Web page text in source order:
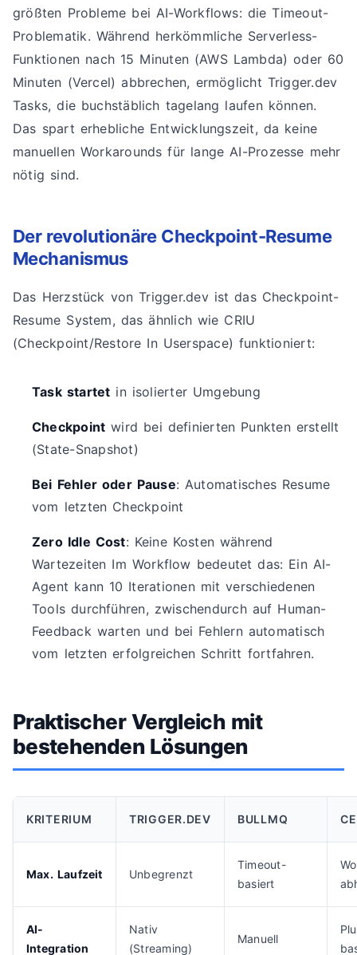
größten Probleme bei AI-Workflows: die Timeout-
Problematik. Während herkömmliche Serverless-
Funktionen nach 15 Minuten (AWS Lambda) oder 60
Minuten (Vercel) abbrechen, ermöglicht Trigger.dev
Tasks, die buchstäblich tagelang laufen können.
Das spart erhebliche Entwicklungszeit, da keine
manuellen Workarounds für lange AI-Prozesse mehr
nötig sind.
Der revolutionäre Checkpoint-Resume
Mechanismus
Das Herzstück von Trigger.dev ist das Checkpoint-
Resume System, das ähnlich wie CRIU
(Checkpoint/Restore In Userspace) funktioniert:
Task startet in isolierter Umgebung
Checkpoint wird bei definierten Punkten erstellt
(State-Snapshot)
Bei Fehler oder Pause: Automatisches Resume
vom letzten Checkpoint
Zero Idle Cost: Keine Kosten während
Wartezeiten Im Workflow bedeutet das: Ein AI-
Agent kann 10 Iterationen mit verschiedenen
Tools durchführen, zwischendurch auf Human-
Feedback warten und bei Fehlern automatisch
vom letzten erfolgreichen Schritt fortfahren.
Praktischer Vergleich mit
bestehenden Lösungen
KRITERIUM TRIGGER.DEV BULLMQ
Max. Laufzeit Unbegrenzt
Timeout-
basiert
AI-
Integration
Nativ
(Streaming)
Manuell